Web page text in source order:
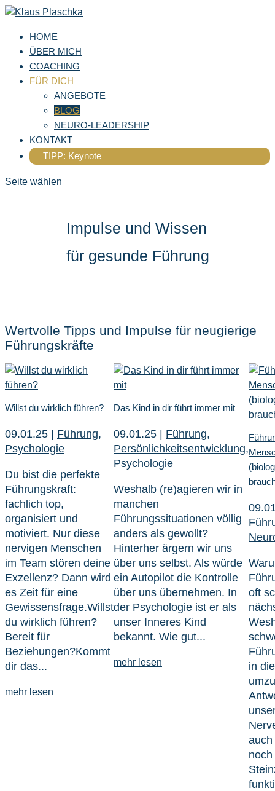
HOME
ÜBER MICH
COACHING
FÜR DICH
ANGEBOTE
BLOG
NEURO-LEADERSHIP
KONTAKT
TIPP: Keynote
Seite wählen
Impulse und Wissen
für gesunde Führung
Wertvolle Tipps und Impulse für neugierige
Führungskräfte
Willst du wirklich führen?
09.01.25 | Führung,
Psychologie
Du bist die perfekte
Führungskraft:
fachlich top,
organisiert und
motiviert. Nur diese
nervigen Menschen
im Team stören deine
Exzellenz? Dann wird
es Zeit für eine
Gewissensfrage.Willst
du wirklich führen?
Bereit für
Beziehungen?Kommt
dir das...
mehr lesen
Das Kind in dir führt immer mit
09.01.25 | Führung,
Persönlichkeitsentwicklung,
Psychologie
Weshalb (re)agieren wir in
manchen
Führungssituationen völlig
anders als gewollt?
Hinterher ärgern wir uns
über uns selbst. Als würde
ein Autopilot die Kontrolle
über uns übernehmen. In
der Psychologie ist er als
unser Inneres Kind
bekannt. Wie gut...
mehr lesen
oft
in
auch